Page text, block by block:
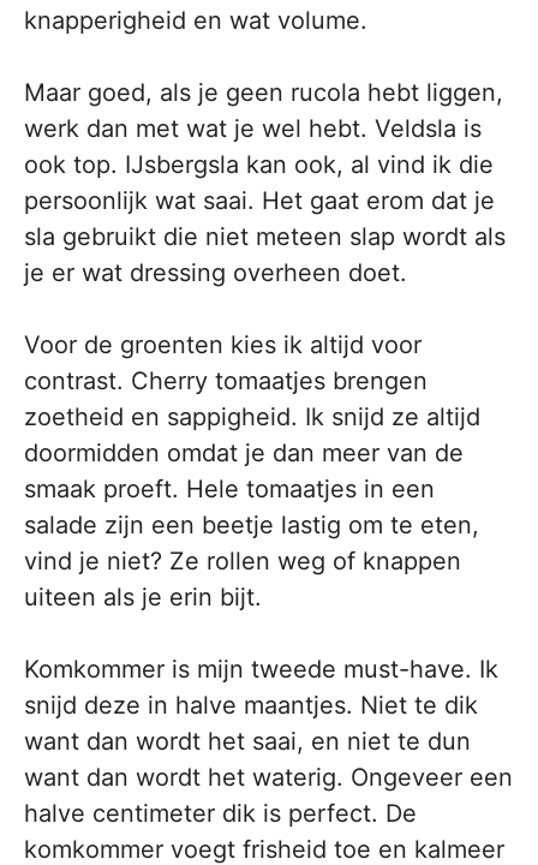
knapperigheid en wat volume.
Maar goed, als je geen rucola hebt liggen,
werk dan met wat je wel hebt. Veldsla is
ook top. IJsbergsla kan ook, al vind ik die
persoonlijk wat saai. Het gaat erom dat je
sla gebruikt die niet meteen slap wordt als
je er wat dressing overheen doet.
Voor de groenten kies ik altijd voor
contrast. Cherry tomaatjes brengen
zoetheid en sappigheid. Ik snijd ze altijd
doormidden omdat je dan meer van de
smaak proeft. Hele tomaatjes in een
salade zijn een beetje lastig om te eten,
vind je niet? Ze rollen weg of knappen
uiteen als je erin bijt.
Komkommer is mijn tweede must-have. Ik
snijd deze in halve maantjes. Niet te dik
want dan wordt het saai, en niet te dun
want dan wordt het waterig. Ongeveer een
halve centimeter dik is perfect. De
komkommer voegt frisheid toe en kalmeer